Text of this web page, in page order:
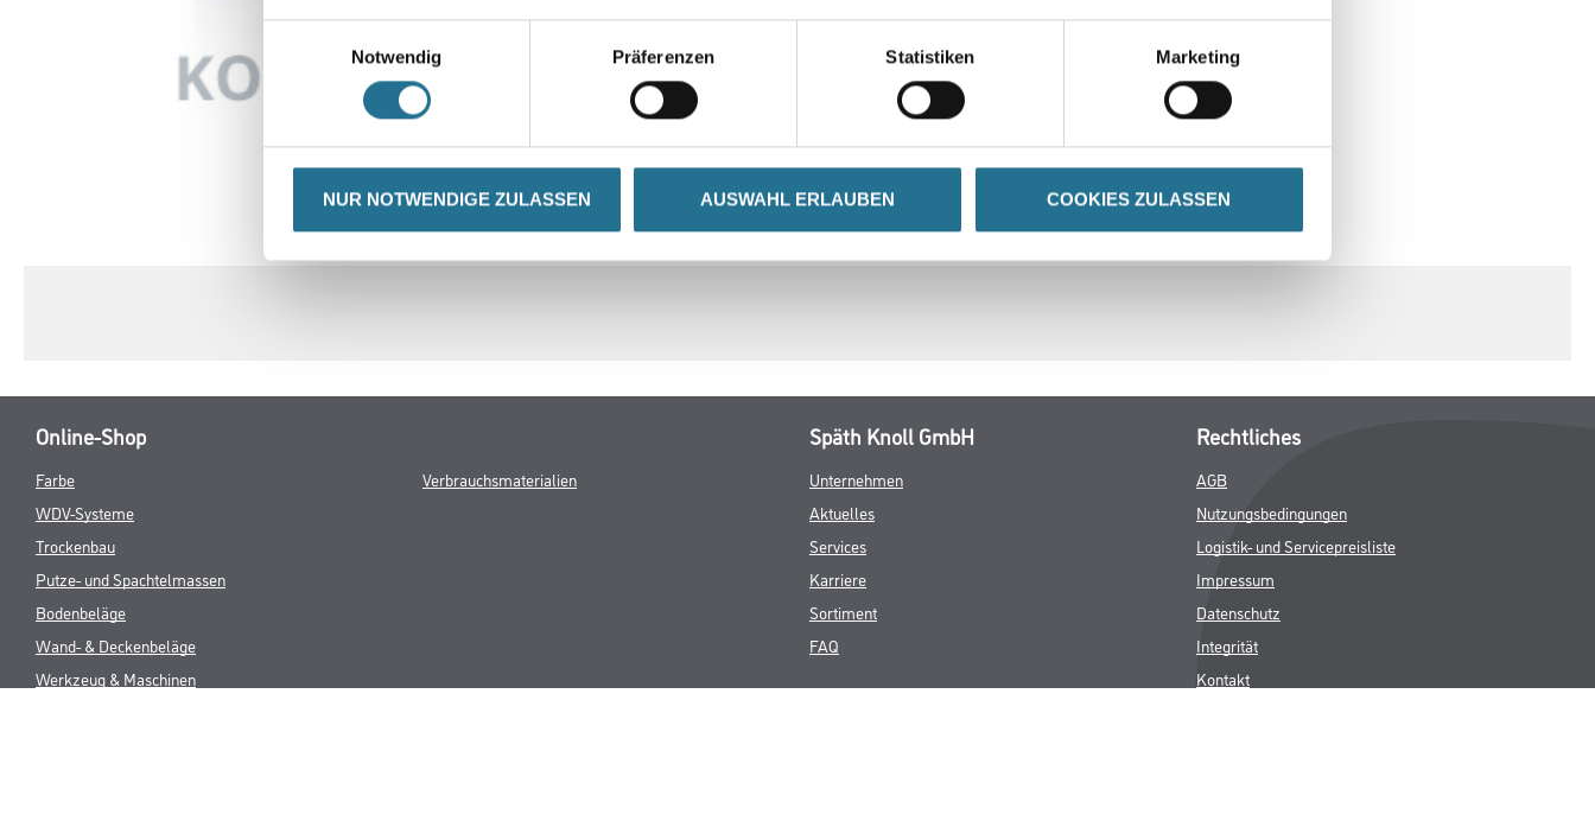
Notwendig
Präferenzen Statistiken Marketing
NUR NOTWENDIGE ZULASSEN AUSWAHL ERLAUBEN COOKIES ZULASSEN
CURRENT
TAB:
PRODUKTEIGENSCHAFTEN GEFAHRENHINWEISE
Online-Shop
Farbe
WDV-Systeme
Trockenbau
Putze- und Spachtelmassen
Bodenbeläge
Wand- & Deckenbeläge
Werkzeug & Maschinen
Verbrauchsmaterialien
Späth Knoll GmbH
Unternehmen
Aktuelles
Services
Karriere
Sortiment
FAQ
Rechtliches
AGB
Nutzungsbedingungen
Logistik- und Servicepreisliste
Impressum
Datenschutz
Integrität
Kontakt